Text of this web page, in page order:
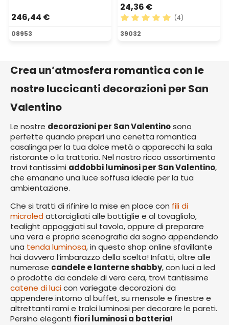
246,44 €
08953
24,36 €
Valutazione media di 5 su
(4)
39032
Crea un’atmosfera romantica con le
nostre luccicanti decorazioni per San
Valentino
Le nostre decorazioni per San Valentinosono
perfette quando prepari una cenetta romantica
casalinga per la tua dolce metà o apparecchi la sala
ristorante o la trattoria. Nel nostro ricco assortimento
trovi tantissimi addobbi luminosi per San Valentino,
che emanano una luce soffusa ideale per la tua
ambientazione.
Che si tratti di rifinire la mise en place con fili di
microledattorcigliati alle bottiglie e al tovagliolo,
tealight appoggiati sul tavolo, oppure di preparare
una vera e propria scenografia da sogno appendendo
una tenda luminosa, in questo shop online sfavillante
hai davvero l’imbarazzo della scelta! Infatti, oltre alle
numerose candele e lanterne shabby, con luci a led
o prodotte da candele di vera cera, trovi tantissime
catene di lucicon variegate decorazioni da
appendere intorno al buffet, su mensole e finestre e
altrettanti rami e tralci luminosi per decorare le pareti.
Persino eleganti fiori luminosi a batteria!